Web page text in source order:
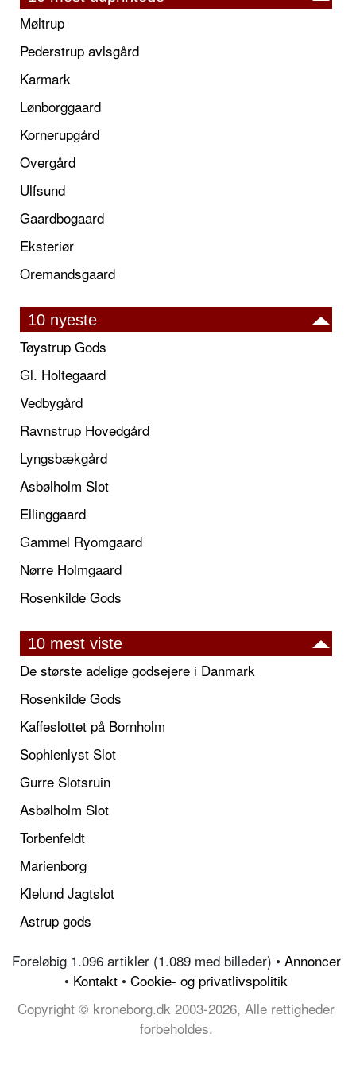
Møltrup
Pederstrup avlsgård
Karmark
Lønborggaard
Kornerupgård
Overgård
Ulfsund
Gaardbogaard
Eksteriør
Oremandsgaard
10 nyeste
Tøystrup Gods
Gl. Holtegaard
Vedbygård
Ravnstrup Hovedgård
Lyngsbækgård
Asbølholm Slot
Ellinggaard
Gammel Ryomgaard
Nørre Holmgaard
Rosenkilde Gods
10 mest viste
De største adelige godsejere i Danmark
Rosenkilde Gods
Kaffeslottet på Bornholm
Sophienlyst Slot
Gurre Slotsruin
Asbølholm Slot
Torbenfeldt
Marienborg
Klelund Jagtslot
Astrup gods
Foreløbig 1.096 artikler (1.089 med billeder) • Annoncer
• Kontakt • Cookie- og privatlivspolitik
Copyright © kroneborg.dk 2003-2026, Alle rettigheder
forbeholdes.